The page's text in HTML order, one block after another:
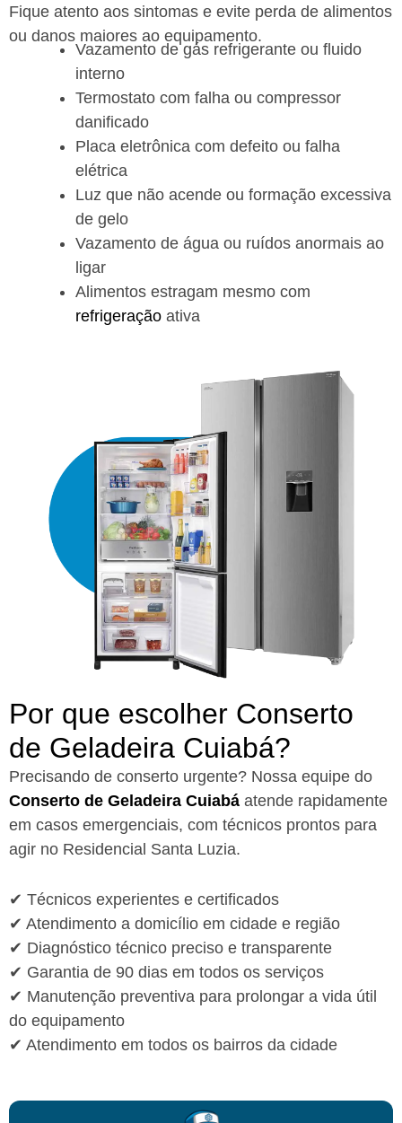
Fique atento aos sintomas e evite perda de alimentos
ou danos maiores ao equipamento.
Vazamento de gás refrigerante ou fluido
interno
Termostato com falha ou compressor
danificado
Placa eletrônica com defeito ou falha
elétrica
Luz que não acende ou formação excessiva
de gelo
Vazamento de água ou ruídos anormais ao
ligar
Alimentos estragam mesmo com
refrigeração ativa
Por que escolher Conserto
de Geladeira Cuiabá?​
Precisando de conserto urgente? Nossa equipe do
Conserto de Geladeira Cuiabá atende rapidamente
em casos emergenciais, com técnicos prontos para
agir no Residencial Santa Luzia.
✔ Técnicos experientes e certificados
✔ Atendimento a domicílio em cidade e região
✔ Diagnóstico técnico preciso e transparente
✔ Garantia de 90 dias em todos os serviços
✔ Manutenção preventiva para prolongar a vida útil
do equipamento
✔ Atendimento em todos os bairros da cidade